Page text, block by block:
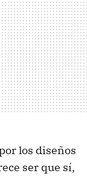
los diseños
ser que sí,